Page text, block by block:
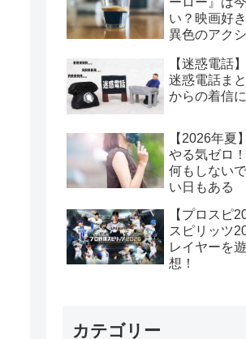
い？映画好
異色のアク
【迷惑電話
迷惑電話ま
からの着信
【2026年夏
やる気ゼロ
何もしない
い日もある
【プロスピ
スピリッツ
レイヤーを
想！
カテゴリー